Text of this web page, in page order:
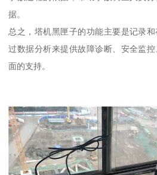
据。
总之，塔机黑匣子的功能主要是记录
过数据分析来提供故障诊断、安全监
面的支持。